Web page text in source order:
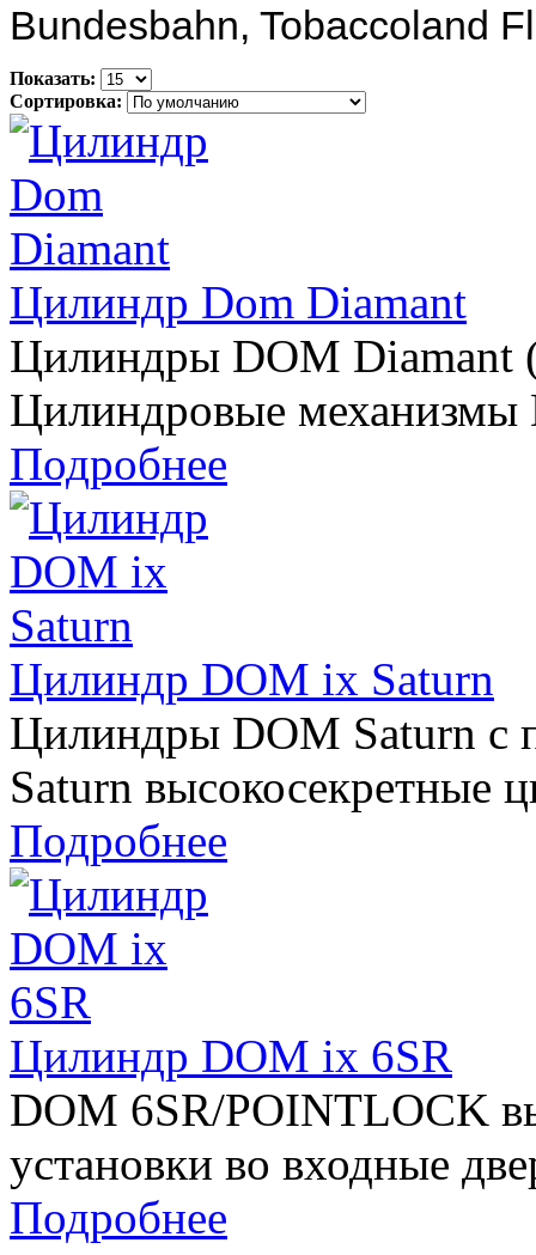
Bundesbahn, Tobaccoland
Показать:
Сортировка:
Цилиндр Dom Diamant
Цилиндры DOM Diamant
Цилиндровые механизмы
Подробнее
Цилиндр DOM ix Saturn
Цилиндры DOM Saturn с
Saturn высокосекретные
Подробнее
Цилиндр DOM ix 6SR
DOM 6SR/POINTLOCK
установки во входные
Подробнее